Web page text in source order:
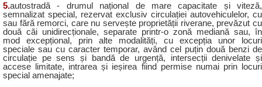
5.autostradă - drumul național de mare capacitate și viteză,
semnalizat special, rezervat exclusiv circulației autovehiculelor, cu
sau fără remorci, care nu servește proprietății riverane, prevăzut cu
două căi unidirecționale, separate printr-o zonă mediană sau, în
mod excepțional, prin alte modalități, cu excepția unor locuri
speciale sau cu caracter temporar, având cel puțin două benzi de
circulație pe sens și bandă de urgență, intersecții denivelate și
accese limitate, intrarea și ieșirea fiind permise numai prin locuri
special amenajate;